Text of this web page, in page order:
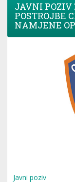
JAVNI POZIV
POSTROJBE
NAMJENE
Javni poziv